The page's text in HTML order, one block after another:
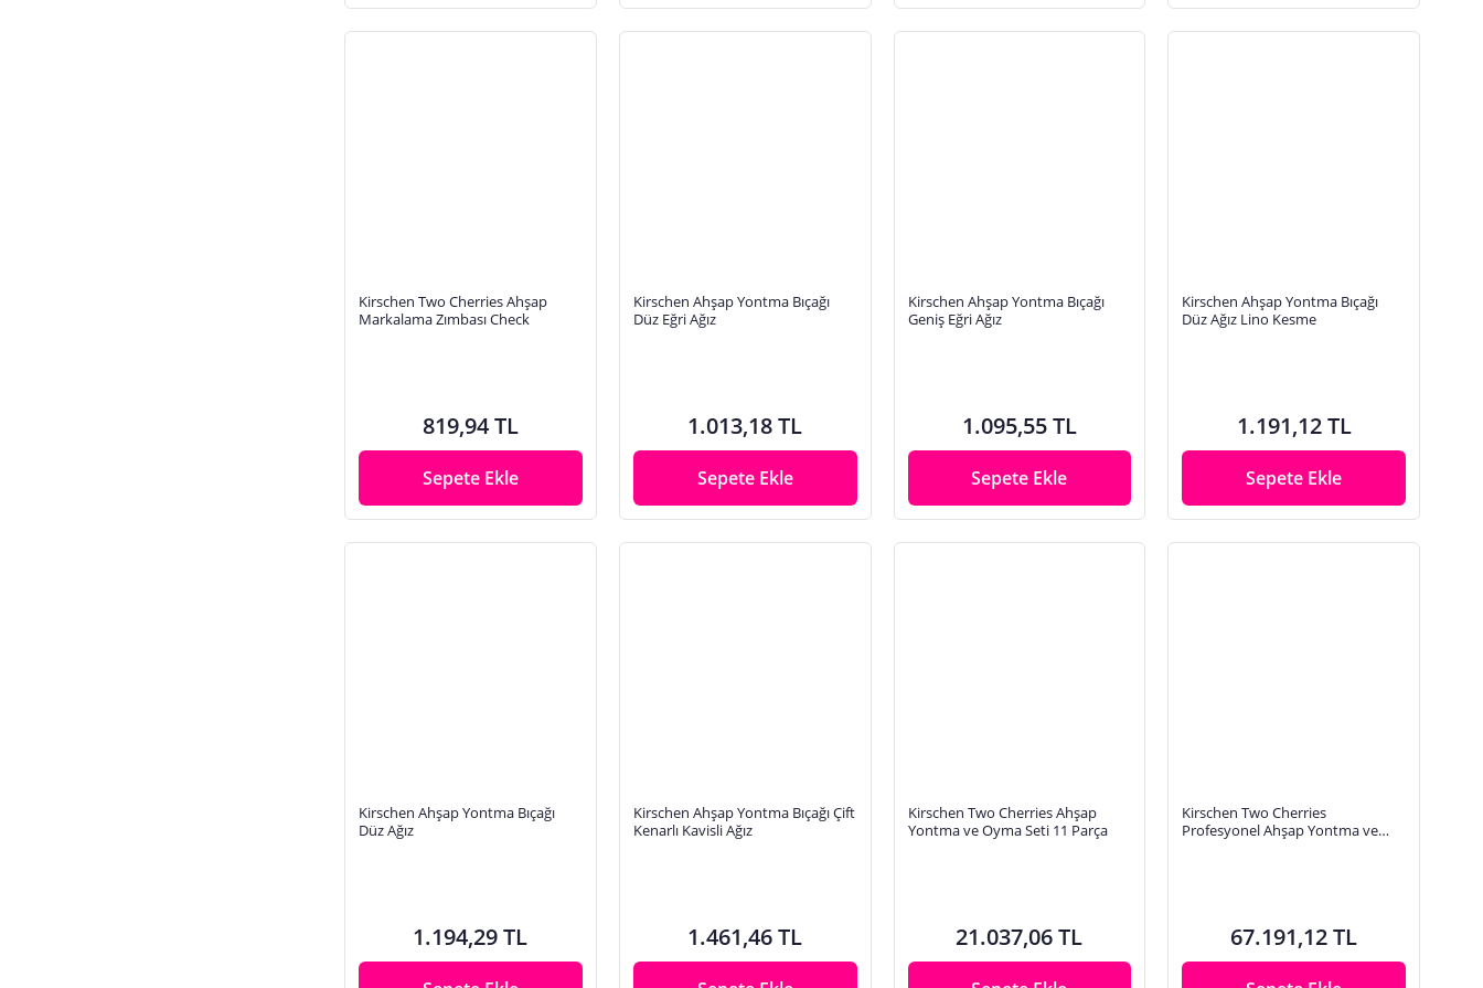
Kirschen Two Cherries Ahşap
Markalama Zımbası Check
819,94 TL
Sepete Ekle
Kirschen Ahşap Yontma Bıçağı
Düz Eğri Ağız
1.013,18 TL
Sepete Ekle
Kirschen Ahşap Yontma Bıçağı
Geniş Eğri Ağız
1.095,55 TL
Sepete Ekle
Kirschen Ahşap Yontma Bıçağı
Düz Ağız Lino Kesme
1.191,12 TL
Sepete Ekle
Kirschen Ahşap Yontma Bıçağı
Düz Ağız
1.194,29 TL
Kirschen Ahşap Yontma Bıçağı Çift
Kenarlı Kavisli Ağız
1.461,46 TL
Kirschen Two Cherries Ahşap
Yontma ve Oyma Seti 11 Parça
21.037,06 TL
Kirschen Two Cherries
Profesyonel Ahşap Yontma ve
67.191,12 TL